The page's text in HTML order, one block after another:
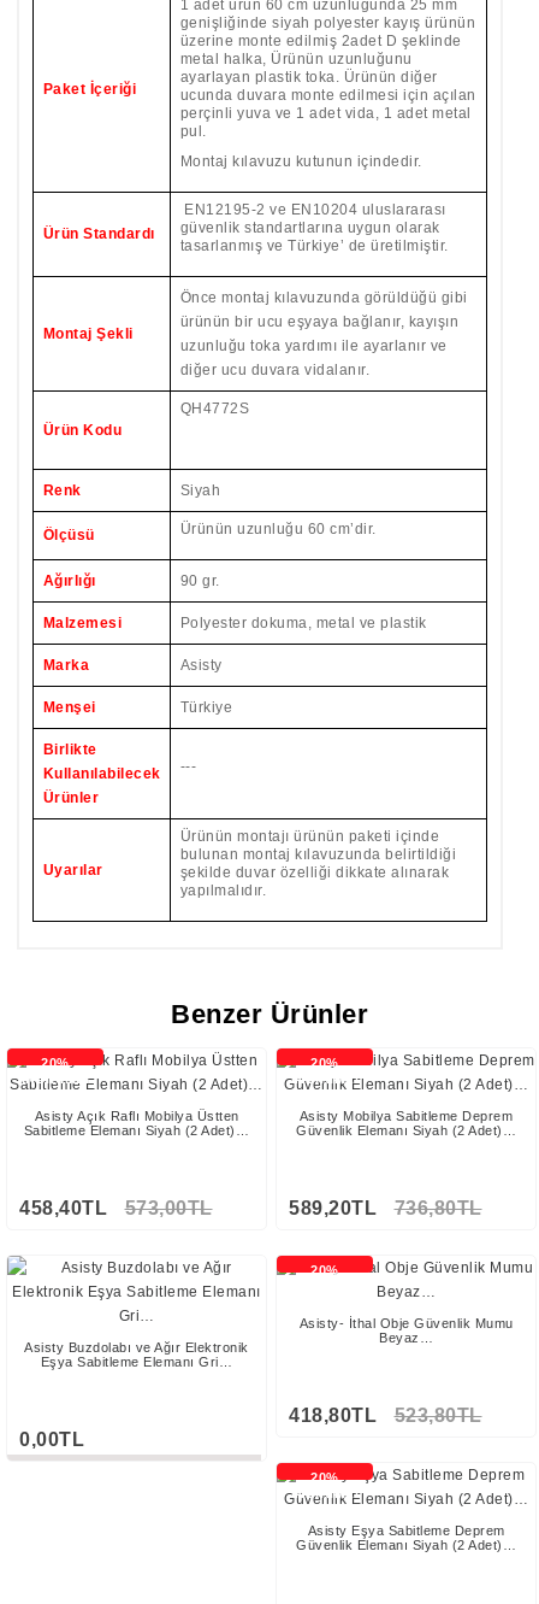
Paket İçeriği
1 adet ürün 60 cm uzunluğunda 25 mm
genişliğinde siyah polyester kayış ürünün
üzerine monte edilmiş 2adet D şeklinde
metal halka, Ürünün uzunluğunu
ayarlayan plastik toka. Ürünün diğer
ucunda duvara monte edilmesi için açılan
perçinli yuva ve 1 adet vida, 1 adet metal
pul.
Montaj kılavuzu kutunun içindedir.
Ürün Standardı
EN12195-2 ve EN10204 uluslararası
güvenlik standartlarına uygun olarak
tasarlanmış ve Türkiye’ de üretilmiştir.
Montaj Şekli
Önce montaj kılavuzunda görüldüğü gibi
ürünün bir ucu eşyaya bağlanır, kayışın
uzunluğu toka yardımı ile ayarlanır ve
diğer ucu duvara vidalanır.
Ürün Kodu
QH4772S
Renk Siyah
Ölçüsü Ürünün uzunluğu 60 cm’dir.
Ağırlığı 90 gr.
Malzemesi Polyester dokuma, metal ve plastik
Marka Asisty
Menşei Türkiye
Birlikte
Kullanılabilecek
Ürünler
---
Uyarılar
Ürünün montajı ürünün paketi içinde
bulunan montaj kılavuzunda belirtildiği
şekilde duvar özelliği dikkate alınarak
yapılmalıdır.
Benzer Ürünler
20%
İNDİRİMLİ
Asisty Açık Raflı Mobilya Üstten
Sabitleme Elemanı Siyah (2 Adet)…
458,40TL 573,00TL
20%
İNDİRİMLİ
Stokta Yok
Asisty Mobilya Sabitleme Deprem
Güvenlik Elemanı Siyah (2 Adet)…
589,20TL 736,80TL
Asisty Buzdolabı ve Ağır Elektronik
Eşya Sabitleme Elemanı Gri…
0,00TL
20%
Asisty- İthal Obje Güvenlik Mumu
Beyaz…
418,80TL 523,80TL
20%
İNDİRİMLİ
Asisty Eşya Sabitleme Deprem
Güvenlik Elemanı Siyah (2 Adet)…